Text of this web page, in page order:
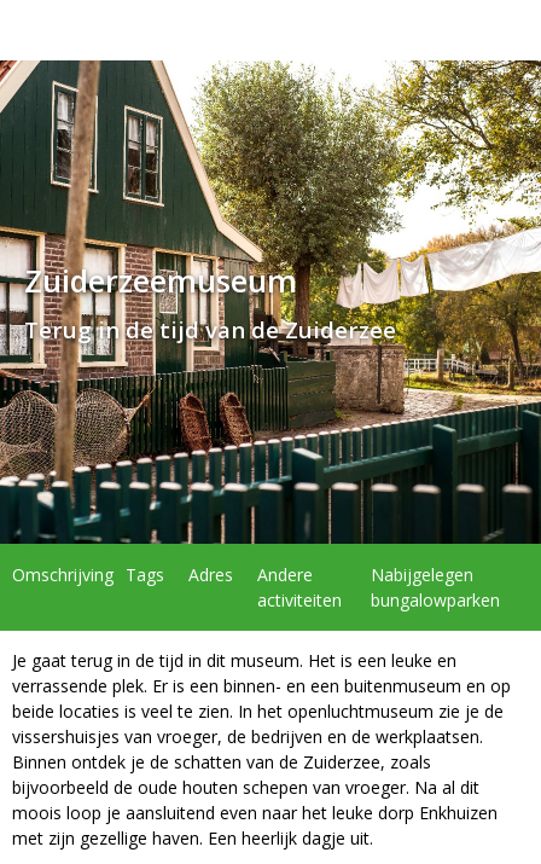
Zuiderzeemuseum
Terug in de tijd van de Zuiderzee
Omschrijving Tags Adres
Andere
activiteiten
Nabijgelegen
bungalowparken
Je gaat terug in de tijd in dit museum. Het is een leuke en
verrassende plek. Er is een binnen- en een buitenmuseum en op
beide locaties is veel te zien. In het openluchtmuseum zie je de
vissershuisjes van vroeger, de bedrijven en de werkplaatsen.
Binnen ontdek je de schatten van de Zuiderzee, zoals
bijvoorbeeld de oude houten schepen van vroeger. Na al dit
moois loop je aansluitend even naar het leuke dorp Enkhuizen
met zijn gezellige haven. Een heerlijk dagje uit.